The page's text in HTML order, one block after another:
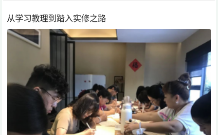
从学习教理到踏入实修之路